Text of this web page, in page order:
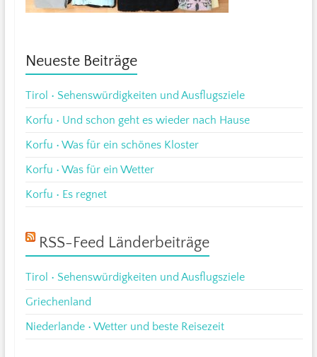
Neueste Beiträge
Tirol • Sehenswürdigkeiten und Ausflugsziele
Korfu • Und schon geht es wieder nach Hause
Korfu • Was für ein schönes Kloster
Korfu • Was für ein Wetter
Korfu • Es regnet
RSS-Feed Länderbeiträge
Tirol • Sehenswürdigkeiten und Ausflugsziele
Griechenland
Niederlande • Wetter und beste Reisezeit